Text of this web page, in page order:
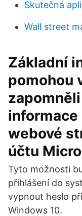
Skutečná
Wall street
Základní
pomohou
informace
webové
účtu
Tyto možnosti
přihlášení do
vypnout heslo
Windows 10.